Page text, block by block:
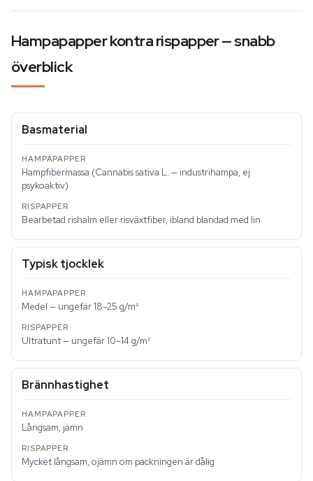
Hampapapper kontra rispapper — snabb
överblick
Basmaterial
Hampfibermassa (Cannabis sativa L. — industrihampa, ej
psykoaktiv)
Bearbetad rishalm eller risväxtfiber, ibland blandad med lin
Typisk tjocklek
Medel — ungefär 18–25 g/m²
Ultratunt — ungefär 10–14 g/m²
Brännhastighet
Långsam, jämn
Mycket långsam, ojämn om packningen är dålig